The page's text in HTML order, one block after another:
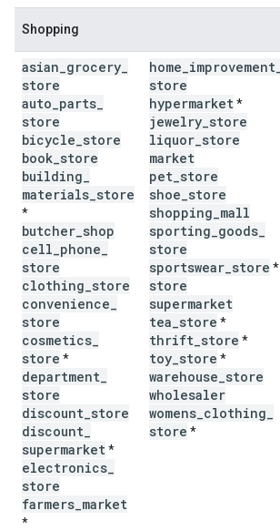
Shopping
asian grocery
store
auto parts
store
bicycle store
book store
building
materials store
*
butcher shop
cell phone
store
clothing store
convenience
store
cosmetics
store *
department
store
discount store
discount
supermarket*
electronics
store
farmers market
*
home improvement
store
hypermarket*
jewelry store
liquor store
market
pet store
shoe store
shopping mall
sporting goods
store
sportswear store *
store
supermarket
tea store *
thrift store *
toy store *
warehouse store
wholesaler
womens clothing
store *